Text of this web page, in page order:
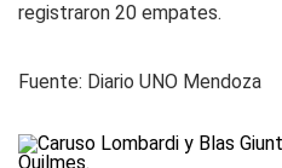
registraron 20 empates.
Fuente: Diario UNO Mendoza